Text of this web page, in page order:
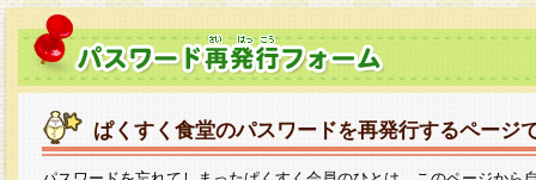
ぱくすく食堂のパスワードを再発行するページ